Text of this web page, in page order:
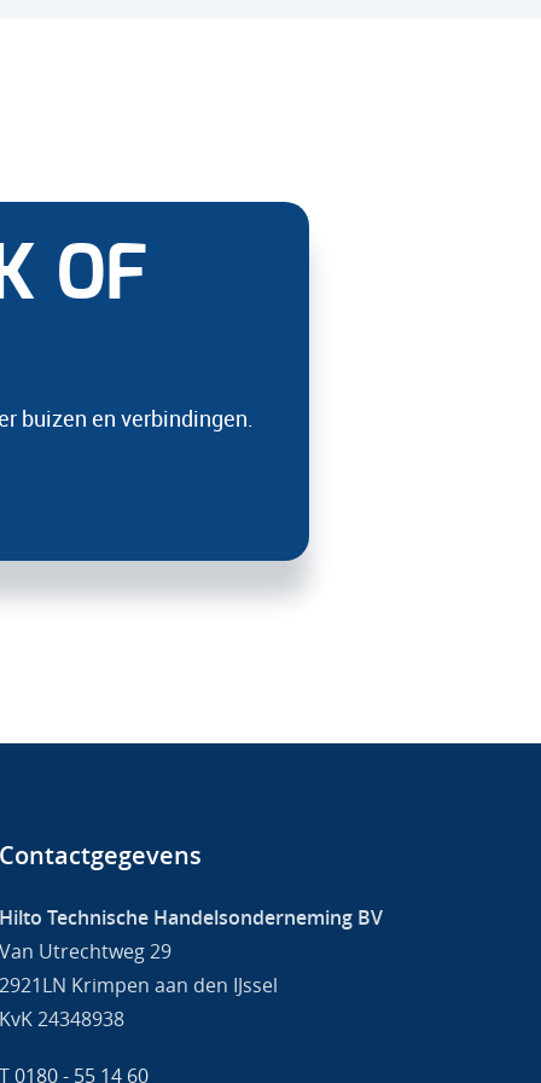
OF
buizen en verbindingen.
Contactgegevens
Hilto Technische Handelsonderneming BV
Van Utrechtweg 29
2921LN Krimpen aan den IJssel
KvK 24348938
T0180 - 55 14 60